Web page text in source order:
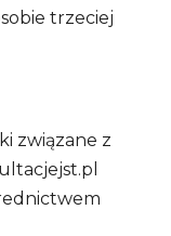
trzeciej
związane z